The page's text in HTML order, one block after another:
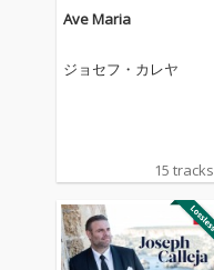
Ave Maria
ジョセフ・カレヤ
15 tracks